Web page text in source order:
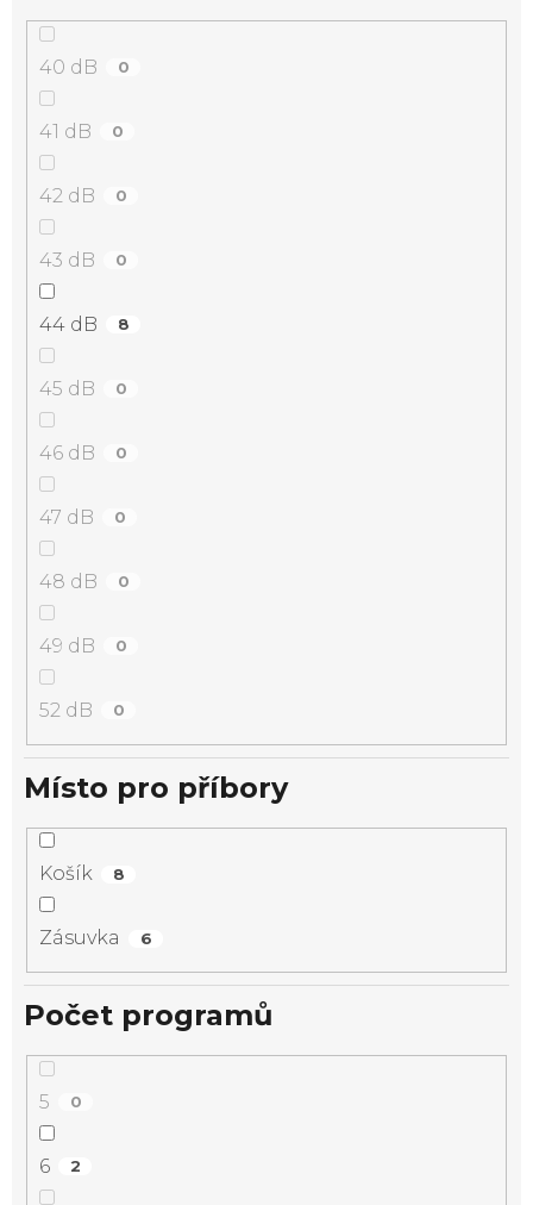
40 dB 0
41 dB 0
42 dB 0
43 dB 0
44 dB 8
45 dB 0
46 dB 0
47 dB 0
48 dB 0
49 dB 0
52 dB 0
Místo pro příbory
Košík 8
Zásuvka 6
Počet programů
5 0
6 2